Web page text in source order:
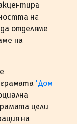
на
отделяме
на
"Дом
цели
на